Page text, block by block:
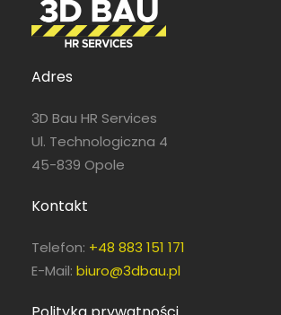
Adres
3D Bau HR Services
Ul. Technologiczna 4
45-839 Opole
Kontakt
Telefon: +48 883 151 171
E-Mail: biuro@3dbau.pl